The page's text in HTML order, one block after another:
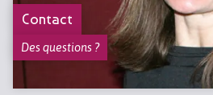
Contact
Des questions ?